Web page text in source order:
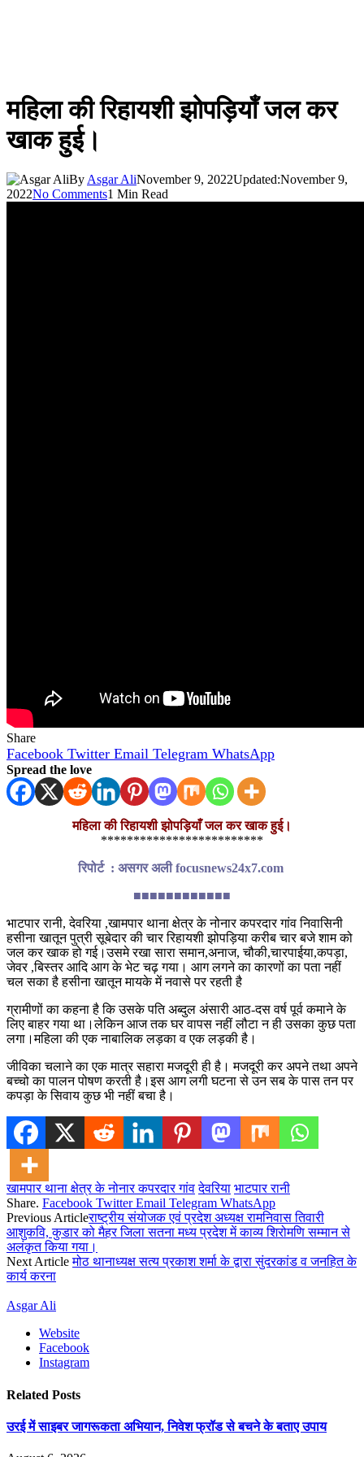
महिला की रिहायशी झोपड़ियाँ जल कर
खाक हुई।
ByAsgar AliNovember 9, 2022Updated:November 9,
2022No Comments1 Min Read
Share
Facebook Twitter Email Telegram WhatsApp
Spread the love
महिला की रिहायशी झोपड़ियाँ जल कर खाक हुई।
*************************
रिपोर्ट : असगर अली focusnews24x7.com
■■■■■■■■■■■■
भाटपार रानी, देवरिया ,खामपार थाना क्षेत्र के नोनार कपरदार गांव निवासिनी
हसीना खातून पुत्री सूबेदार की चार रिहायशी झोपड़िया करीब चार बजे शाम को
जल कर खाक हो गई।उसमे रखा सारा समान,अनाज, चौकी,चारपाईया,कपड़ा,
जेवर ,बिस्तर आदि आग के भेट चढ़ गया। आग लगने का कारणों का पता नहीं
चल सका है हसीना खातून मायके में नवासे पर रहती है
ग्रामीणों का कहना है कि उसके पति अब्दुल अंसारी आठ-दस वर्ष पूर्व कमाने के
लिए बाहर गया था।लेकिन आज तक घर वापस नहीं लौटा न ही उसका कुछ पता
लगा।महिला की एक नाबालिक लड़का व एक लड़की है।
जीविका चलाने का एक मात्र सहारा मजदूरी ही है। मजदूरी कर अपने तथा अपने
बच्चो का पालन पोषण करती है।इस आग लगी घटना से उन सब के पास तन पर
कपड़ा के सिवाय कुछ भी नहीं बचा है।
खामपार थाना क्षेत्र के नोनार कपरदार गांव देवरिया भाटपार रानी
Share. Facebook Twitter Email Telegram WhatsApp
Previous Articleराष्ट्रीय संयोजक एवं प्रदेश अध्यक्ष रामनिवास तिवारी
आशुकवि, कुडार को मैहर जिला सतना मध्य प्रदेश में काव्य शिरोमणि सम्मान से
अलंकृत किया गया।
Next Articleमोठ थानाध्यक्ष सत्य प्रकाश शर्मा के द्वारा सुंदरकांड व जनहित के
कार्य करना
Asgar Ali
Website
Facebook
Instagram
Related Posts
उरई में साइबर जागरूकता अभियान, निवेश फ्रॉड से बचने के बताए उपाय